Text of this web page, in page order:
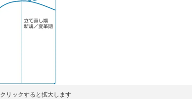
クリックすると拡大します